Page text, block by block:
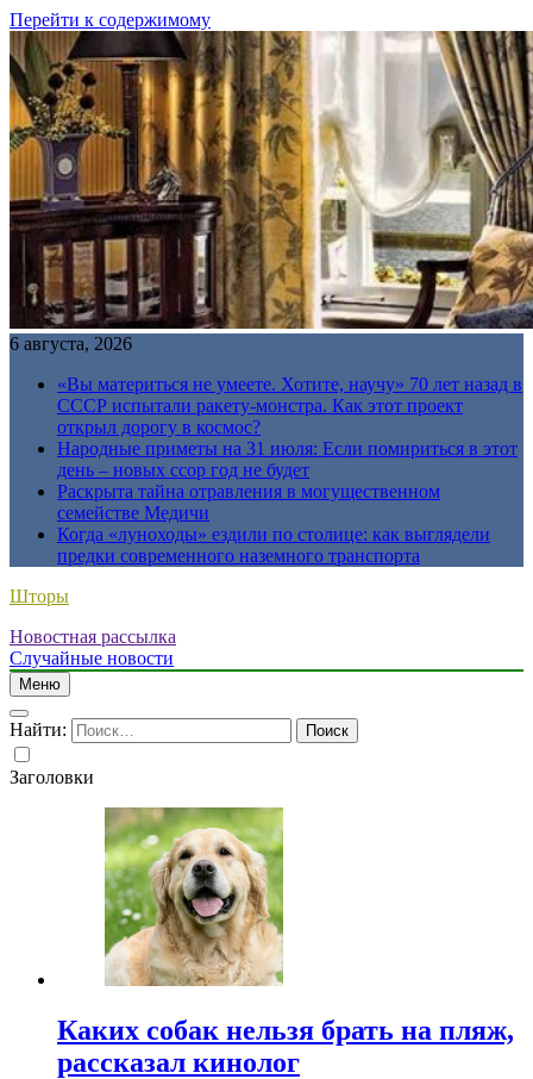
Перейти к содержимому
6 августа, 2026
«Вы материться не умеете. Хотите, научу» 70 лет назад в
СССР испытали ракету-монстра. Как этот проект
открыл дорогу в космос?
Народные приметы на 31 июля: Если помириться в этот
день – новых ссор год не будет
Раскрыта тайна отравления в могущественном
семействе Медичи
Когда «луноходы» ездили по столице: как выглядели
предки современного наземного транспорта
Шторы
Новостная рассылка
Случайные новости
Меню
Найти:
Заголовки
Каких собак нельзя брать на пляж,
рассказал кинолог